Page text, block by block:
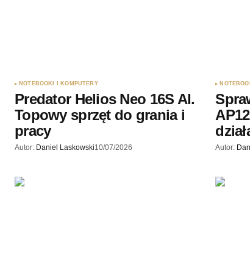
NOTEBOOKI I KOMPUTERY
Predator Helios Neo 16S AI.
Topowy sprzęt do grania i
pracy
Autor: Daniel Laskowski10/07/2026 Autor: